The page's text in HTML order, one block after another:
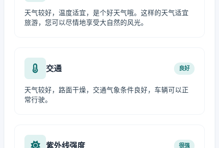
天气较好，温度适宜，是个好天气哦。这样的天气适宜
旅游，您可以尽情地享受大自然的风光。
交通 良好
天气较好，路面干燥，交通气象条件良好，车辆可以正
常行驶。
紫外线强度 很强